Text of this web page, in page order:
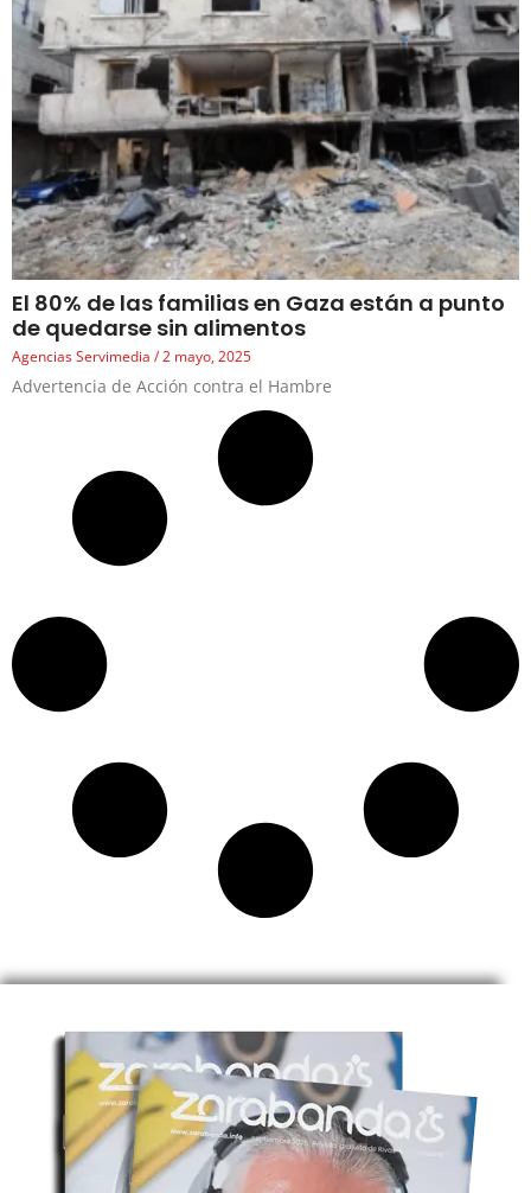
El 80% de las familias en Gaza están a punto
de quedarse sin alimentos
Agencias Servimedia 2 mayo, 2025
Advertencia de Acción contra el Hambre